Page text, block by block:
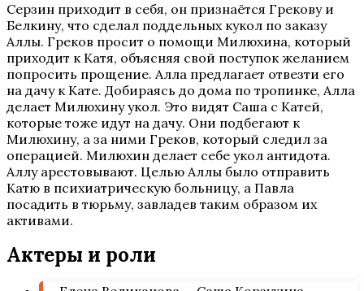
Серзин приходит в себя, он признаётся Грекову и
Белкину, что сделал поддельных кукол по заказу
Аллы. Греков просит о помощи Милюхина, который
приходит к Катя, объясняя свой поступок желанием
попросить прощение. Алла предлагает отвезти его
на дачу к Кате. Добираясь до дома по тропинке, Алла
делает Милюхину укол. Это видят Саша с Катей,
которые тоже идут на дачу. Они подбегают к
Милюхину, а за ними Греков, который следил за
операцией. Милюхин делает себе укол антидота.
Аллу арестовывают. Целью Аллы было отправить
Катю в психиатрическую больницу, а Павла
посадить в тюрьму, завладев таким образом их
активами.
Актеры и роли